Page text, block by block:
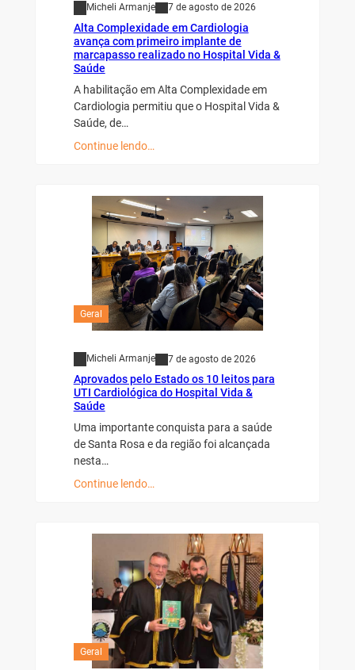
Micheli Armanje 7 de agosto de 2026
Alta Complexidade em Cardiologia
avança com primeiro implante de
marcapasso realizado no Hospital Vida &
Saúde
A habilitação em Alta Complexidade em
Cardiologia permitiu que o Hospital Vida &
Saúde, de…
Continue lendo…
Geral
Micheli Armanje 7 de agosto de 2026
Aprovados pelo Estado os 10 leitos para
UTI Cardiológica do Hospital Vida &
Saúde
Uma importante conquista para a saúde
de Santa Rosa e da região foi alcançada
nesta…
Continue lendo…
Geral